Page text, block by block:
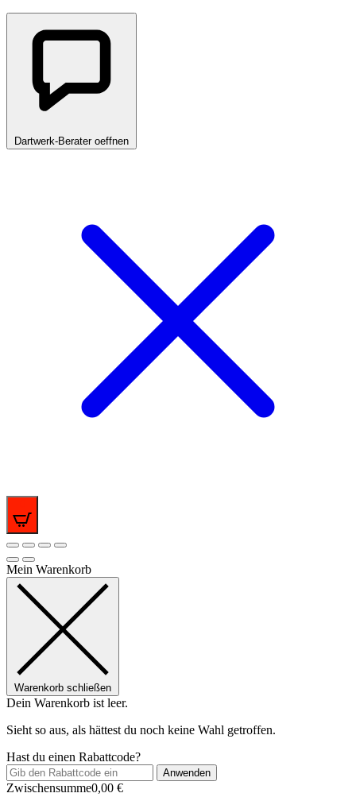
Dartwerk-Berater oeffnen
Mein Warenkorb
Warenkorb schließen
Dein Warenkorb ist leer.
Sieht so aus, als hättest du noch keine Wahl getroffen.
Hast du einen Rabattcode?
Anwenden
Zwischensumme0,00 €